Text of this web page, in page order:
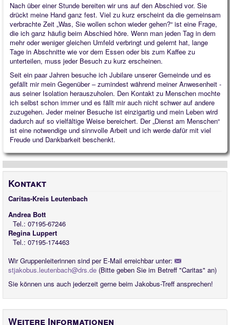
Nach über einer Stunde bereiten wir uns auf den Abschied vor. Sie
drückt meine Hand ganz fest. Viel zu kurz erscheint da die gemeinsam
verbrachte Zeit „Was, Sie wollen schon wieder gehen?“ ist eine Frage,
die ich ganz häufig beim Abschied höre. Wenn man jeden Tag in dem
mehr oder weniger gleichen Umfeld verbringt und gelernt hat, lange
Tage in Abschnitte wie vor dem Essen oder bis zum Kaffee zu
unterteilen, muss jeder Besuch zu kurz erscheinen.
Seit ein paar Jahren besuche ich Jubilare unserer Gemeinde und es
gefällt mir mein Gegenüber – zumindest während meiner Anwesenheit -
aus seiner Isolation herauszuholen. Den Kontakt zu Menschen mochte
ich selbst schon immer und es fällt mir auch nicht schwer auf andere
zuzugehen. Jeder meiner Besuche ist einzigartig und mein Leben wird
dadurch auf so vielfältige Weise bereichert. Der „Dienst am Menschen“
ist eine notwendige und sinnvolle Arbeit und ich werde dafür mit viel
Freude und Dankbarkeit beschenkt.
Kontakt
Caritas-Kreis Leutenbach
Andrea Bott
Tel.: 07195-67246
Regina Luppert
Tel.: 07195-174463
Wir Gruppenleiterinnen sind per E-Mail erreichbar unter:
stjakobus.leutenbach@drs.de (Bitte geben Sie im Betreff "Caritas" an)
Sie können uns auch jederzeit gerne beim Jakobus-Treff ansprechen!
Weitere Informationen